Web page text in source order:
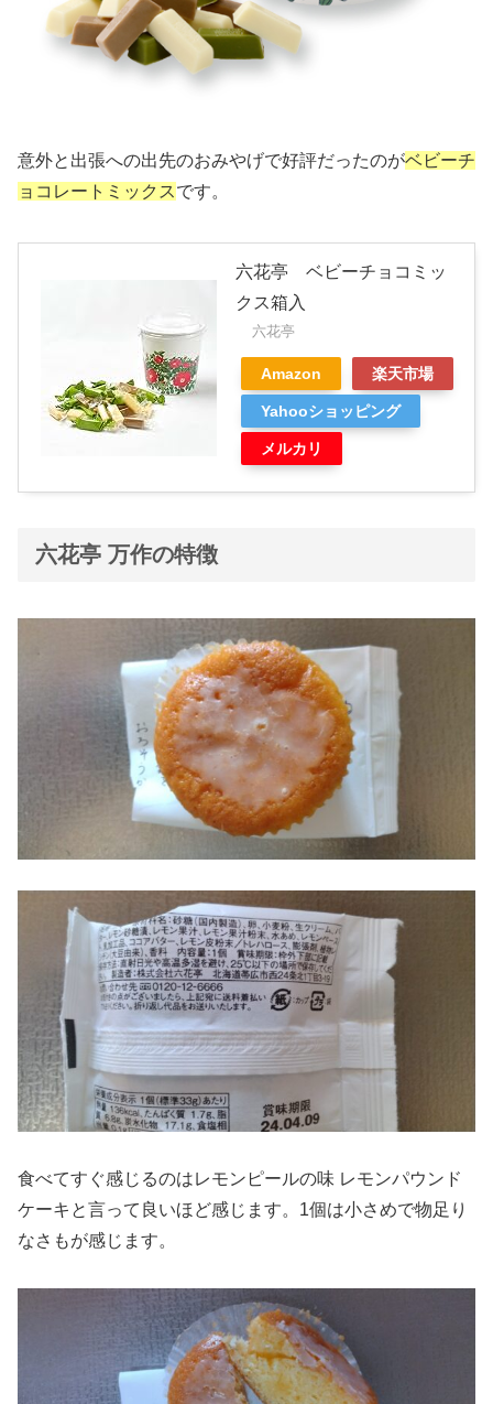
意外と出張への出先のおみやげで好評だったのがベビーチ
ョコレートミックスです。
六花亭 ベビーチョコミッ
クス箱入
六花亭
Amazon 楽天市場
Yahooショッピング
メルカリ
六花亭 万作の特徴
食べてすぐ感じるのはレモンピールの味 レモンパウンド
ケーキと言って良いほど感じます。1個は小さめで物足り
なさもが感じます。